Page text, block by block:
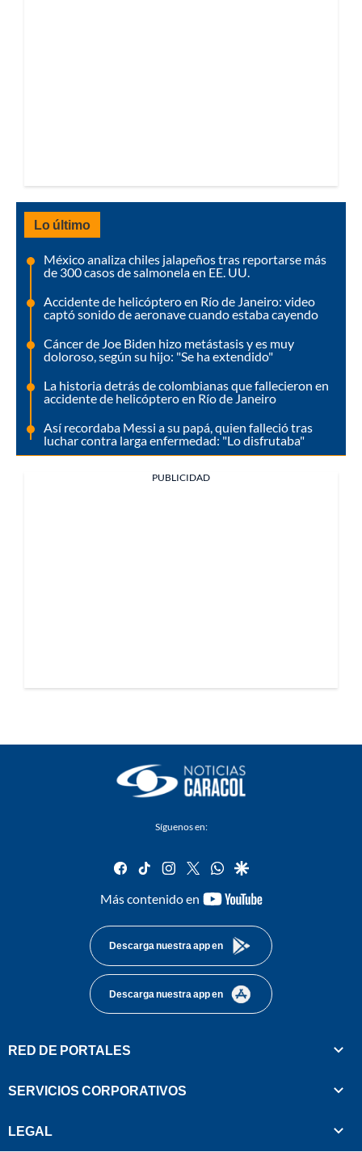
Lo último
México analiza chiles jalapeños tras reportarse más
de 300 casos de salmonela en EE. UU.
Accidente de helicóptero en Río de Janeiro: video
captó sonido de aeronave cuando estaba cayendo
Cáncer de Joe Biden hizo metástasis y es muy
doloroso, según su hijo: "Se ha extendido"
La historia detrás de colombianas que fallecieron en
accidente de helicóptero en Río de Janeiro
Así recordaba Messi a su papá, quien falleció tras
luchar contra larga enfermedad: "Lo disfrutaba"
PUBLICIDAD
Síguenos en:
facebook
tiktok instagram
twitterwhatsapp
google
Más contenido en
youtube-
Descarga nuestra app en
Descarga nuestra app en
RED DE PORTALES
SERVICIOS CORPORATIVOS
LEGAL